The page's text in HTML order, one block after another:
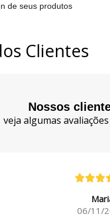
de seus produtos
Clientes
Nossos
veja algumas
06/11/